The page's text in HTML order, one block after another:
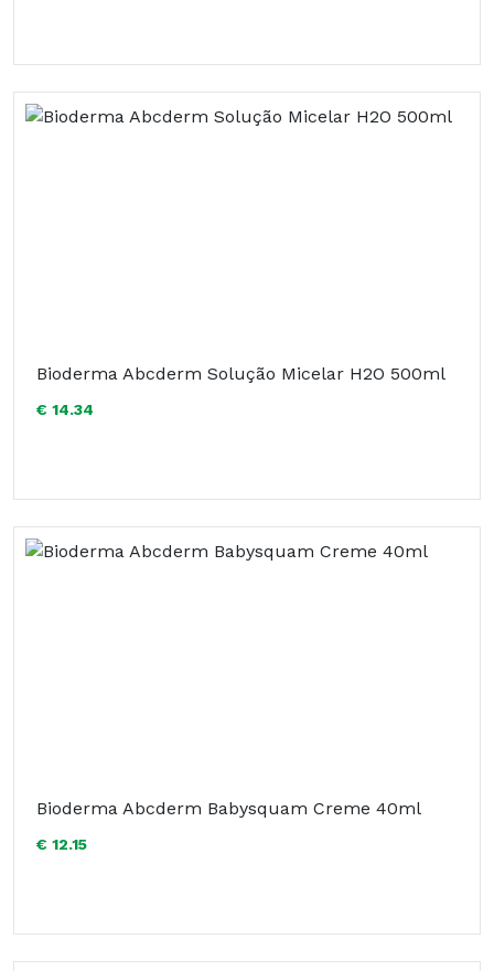
Bioderma Abcderm Solução Micelar H2O 500ml
€ 14.34
Bioderma Abcderm Babysquam Creme 40ml
€ 12.15